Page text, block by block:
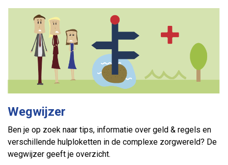
Wegwijzer
Ben je op zoek naar tips, informatie over geld & regels en
verschillende hulploketten in de complexe zorgwereld? De
wegwijzer geeft je overzicht.